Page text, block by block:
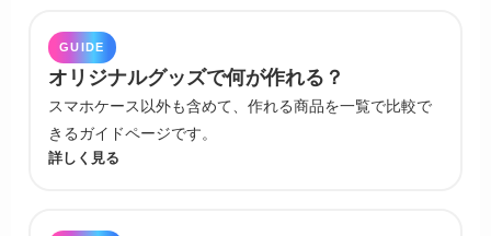
GUIDE
オリジナルグッズで何が作れる？
スマホケース以外も含めて、作れる商品を一覧で比較で
きるガイドページです。
詳しく見る